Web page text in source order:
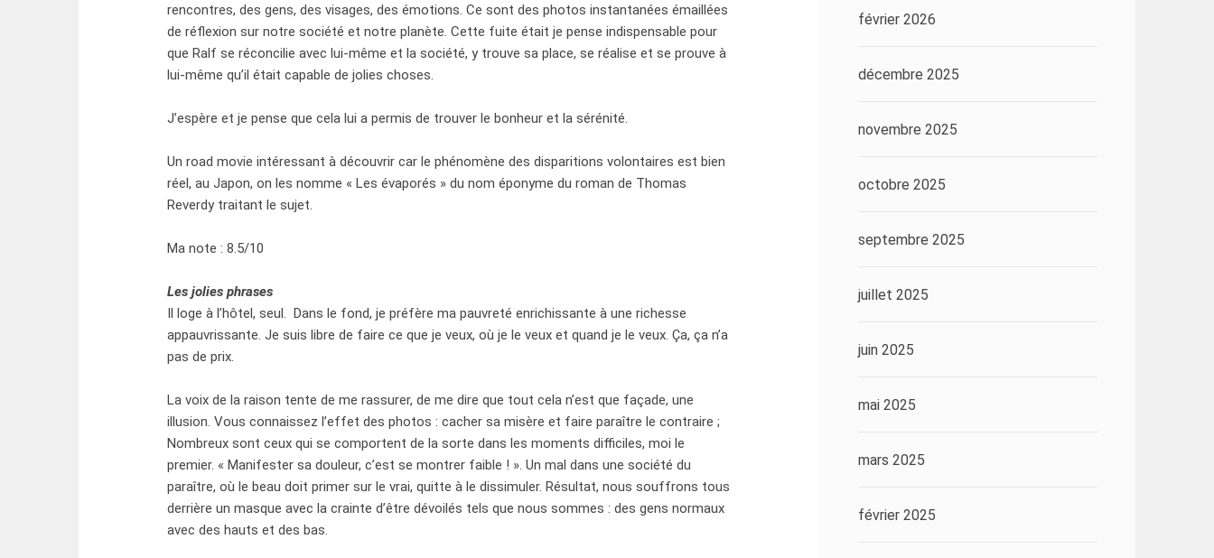
rencontres, des gens, des visages, des émotions. Ce sont des photos instantanées émaillées
de réflexion sur notre société et notre planète. Cette fuite était je pense indispensable pour
que Ralf se réconcilie avec lui-même et la société, y trouve sa place, se réalise et se prouve à
lui-même qu’il était capable de jolies choses.
J’espère et je pense que cela lui a permis de trouver le bonheur et la sérénité.
Un road movie intéressant à découvrir car le phénomène des disparitions volontaires est bien
réel, au Japon, on les nomme « Les évaporés » du nom éponyme du roman de Thomas
Reverdy traitant le sujet.
Ma note : 8.5/10
Les jolies phrases
Il loge à l’hôtel, seul. Dans le fond, je préfère ma pauvreté enrichissante à une richesse
appauvrissante. Je suis libre de faire ce que je veux, où je le veux et quand je le veux. Ça, ça n’a
pas de prix.
La voix de la raison tente de me rassurer, de me dire que tout cela n’est que façade, une
illusion. Vous connaissez l’effet des photos : cacher sa misère et faire paraître le contraire ;
Nombreux sont ceux qui se comportent de la sorte dans les moments difficiles, moi le
premier. « Manifester sa douleur, c’est se montrer faible ! ». Un mal dans une société du
paraître, où le beau doit primer sur le vrai, quitte à le dissimuler. Résultat, nous souffrons tous
derrière un masque avec la crainte d’être dévoilés tels que nous sommes : des gens normaux
avec des hauts et des bas.
février 2026
décembre 2025
novembre 2025
octobre 2025
septembre 2025
juillet 2025
juin 2025
mai 2025
mars 2025
février 2025